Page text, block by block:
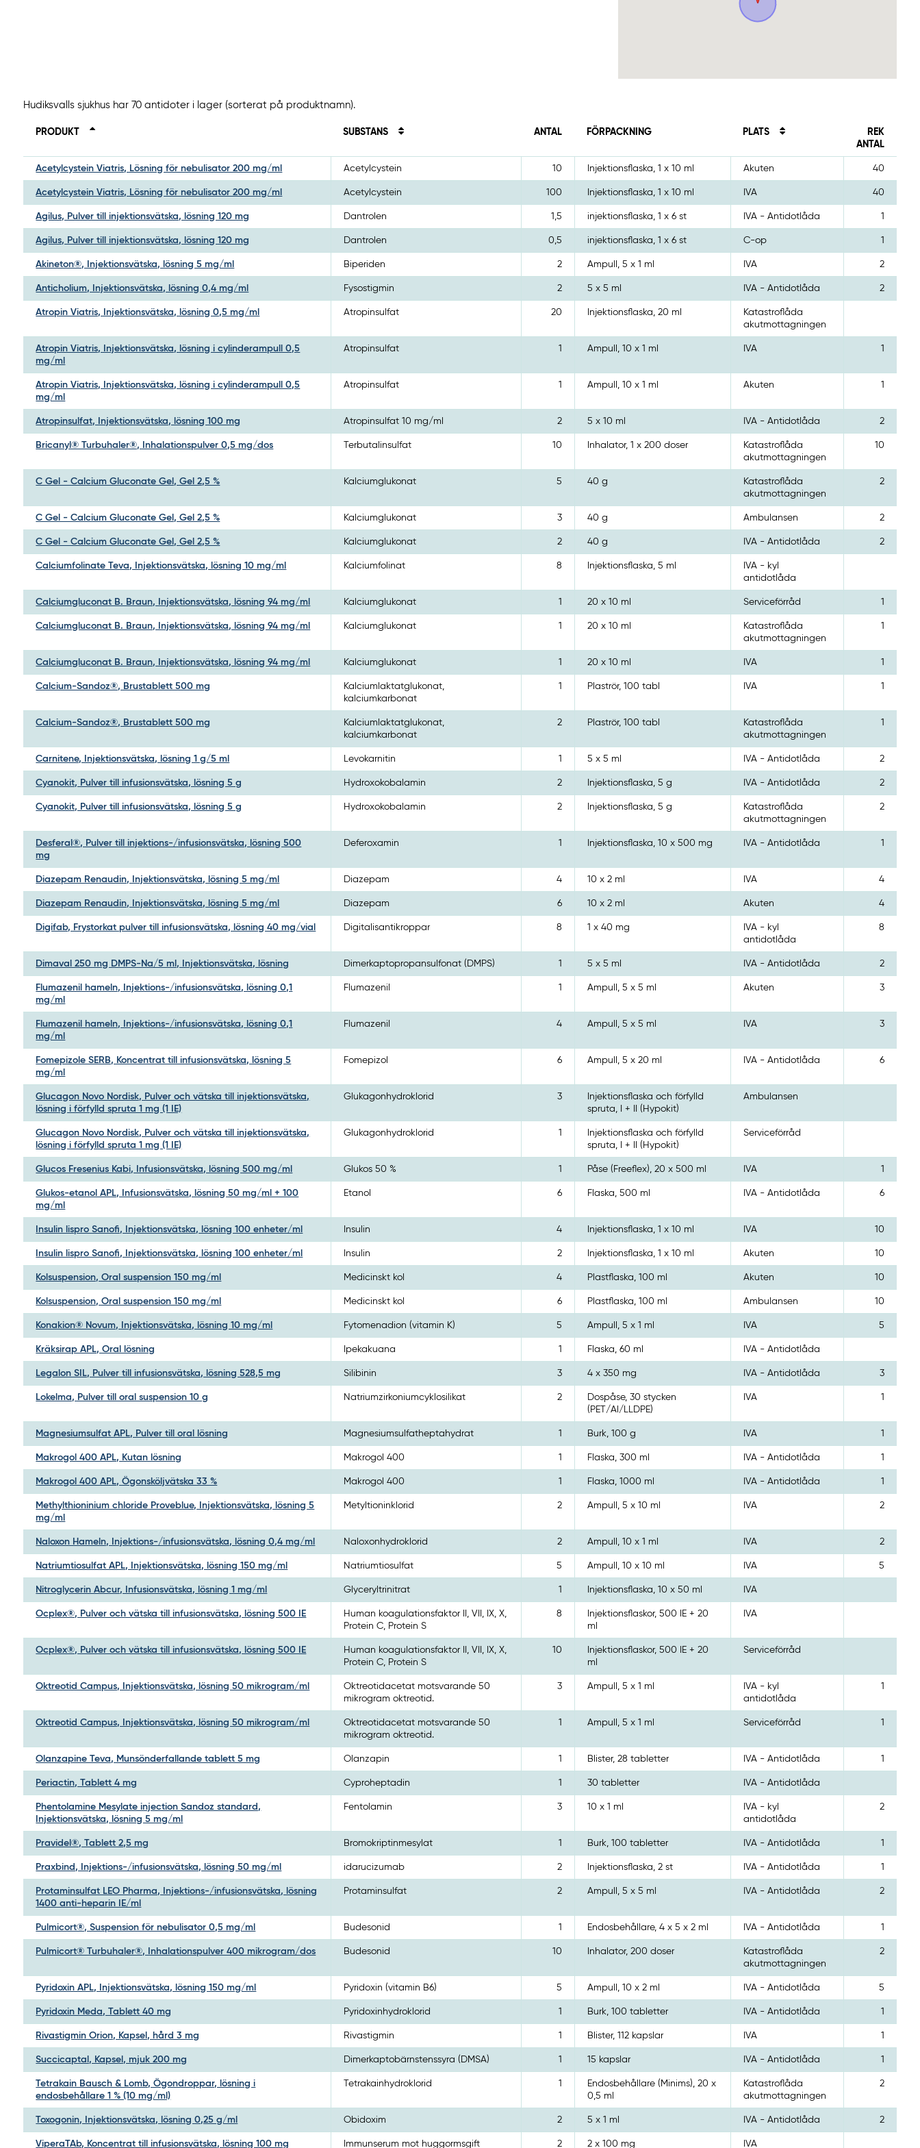
Hudiksvalls sjukhus har 70 antidoter i lager (sorterat på produktnamn).
PRODUKT SUBSTANS ANTAL FÖRPACKNING PLATS
REK
ANTAL
Acetylcystein Viatris, Lösning för nebulisator 200 mg/ml Acetylcystein 10 Injektionsflaska, 1 x 10 ml Akuten 40
Acetylcystein Viatris, Lösning för nebulisator 200 mg/ml Acetylcystein 100 Injektionsflaska, 1 x 10 ml IVA 40
Agilus, Pulver till injektionsvätska, lösning 120 mg Dantrolen 1,5 injektionsflaska, 1 x 6 st IVA - Antidotlåda 1
Agilus, Pulver till injektionsvätska, lösning 120 mg Dantrolen 0,5 injektionsflaska, 1 x 6 st C-op 1
Akineton®, Injektionsvätska, lösning 5 mg/ml Biperiden 2 Ampull, 5 x 1 ml IVA 2
Anticholium, Injektionsvätska, lösning 0,4 mg/ml Fysostigmin 2 5 x 5 ml IVA - Antidotlåda 2
Atropin Viatris, Injektionsvätska, lösning 0,5 mg/ml Atropinsulfat 20 Injektionsflaska, 20 ml
Katastroflåda
akutmottagningen
Atropin Viatris, Injektionsvätska, lösning i cylinderampull 0,5
mg/ml
Atropinsulfat 1 Ampull, 10 x 1 ml IVA 1
Atropin Viatris, Injektionsvätska, lösning i cylinderampull 0,5
mg/ml
Atropinsulfat 1 Ampull, 10 x 1 ml Akuten 1
Atropinsulfat, Injektionsvätska, lösning 100 mg Atropinsulfat 10 mg/ml 2 5 x 10 ml IVA - Antidotlåda 2
Bricanyl® Turbuhaler®, Inhalationspulver 0,5 mg/dos Terbutalinsulfat 10 Inhalator, 1 x 200 doser
Katastroflåda
akutmottagningen
10
C Gel - Calcium Gluconate Gel, Gel 2,5 % Kalciumglukonat 5 40 g
Katastroflåda
akutmottagningen
2
C Gel - Calcium Gluconate Gel, Gel 2,5 % Kalciumglukonat 3 40 g Ambulansen 2
C Gel - Calcium Gluconate Gel, Gel 2,5 % Kalciumglukonat 2 40 g IVA - Antidotlåda 2
Calciumfolinate Teva, Injektionsvätska, lösning 10 mg/ml Kalciumfolinat 8 Injektionsflaska, 5 ml
IVA - kyl
antidotlåda
Calciumgluconat B. Braun, Injektionsvätska, lösning 94 mg/ml Kalciumglukonat 1 20 x 10 ml Serviceförråd 1
Calciumgluconat B. Braun, Injektionsvätska, lösning 94 mg/ml Kalciumglukonat 1 20 x 10 ml
Katastroflåda
akutmottagningen
1
Calciumgluconat B. Braun, Injektionsvätska, lösning 94 mg/ml Kalciumglukonat 1 20 x 10 ml IVA 1
Calcium-Sandoz®, Brustablett 500 mg
Kalciumlaktatglukonat,
kalciumkarbonat
1 Plaströr, 100 tabl IVA 1
Calcium-Sandoz®, Brustablett 500 mg
Kalciumlaktatglukonat,
kalciumkarbonat
2 Plaströr, 100 tabl
Katastroflåda
akutmottagningen
1
Carnitene, Injektionsvätska, lösning 1 g/5 ml Levokarnitin 1 5 x 5 ml IVA - Antidotlåda 2
Cyanokit, Pulver till infusionsvätska, lösning 5 g Hydroxokobalamin 2 Injektionsflaska, 5 g IVA - Antidotlåda 2
Cyanokit, Pulver till infusionsvätska, lösning 5 g Hydroxokobalamin 2 Injektionsflaska, 5 g
Katastroflåda
akutmottagningen
2
Desferal®, Pulver till injektions-/infusionsvätska, lösning 500
mg
Deferoxamin 1 Injektionsflaska, 10 x 500 mg IVA - Antidotlåda 1
Diazepam Renaudin, Injektionsvätska, lösning 5 mg/ml Diazepam 4 10 x 2 ml IVA 4
Diazepam Renaudin, Injektionsvätska, lösning 5 mg/ml Diazepam 6 10 x 2 ml Akuten 4
Digifab, Frystorkat pulver till infusionsvätska, lösning 40 mg/vial Digitalisantikroppar 8 1 x 40 mg
IVA - kyl
antidotlåda
8
Dimaval 250 mg DMPS-Na/5 ml, Injektionsvätska, lösning Dimerkaptopropansulfonat (DMPS) 1 5 x 5 ml IVA - Antidotlåda 2
Flumazenil hameln, Injektions-/infusionsvätska, lösning 0,1
mg/ml
Flumazenil 1 Ampull, 5 x 5 ml Akuten 3
Flumazenil hameln, Injektions-/infusionsvätska, lösning 0,1
mg/ml
Flumazenil 4 Ampull, 5 x 5 ml IVA 3
Fomepizole SERB, Koncentrat till infusionsvätska, lösning 5
mg/ml
Fomepizol 6 Ampull, 5 x 20 ml IVA - Antidotlåda 6
Glucagon Novo Nordisk, Pulver och vätska till injektionsvätska,
lösning i förfylld spruta 1 mg (1 IE)
Glukagonhydroklorid 3
Injektionsflaska och förfylld
spruta, I + II (Hypokit)
Ambulansen
Glucagon Novo Nordisk, Pulver och vätska till injektionsvätska,
lösning i förfylld spruta 1 mg (1 IE)
Glukagonhydroklorid 1
Injektionsflaska och förfylld
spruta, I + II (Hypokit)
Serviceförråd
Glucos Fresenius Kabi, Infusionsvätska, lösning 500 mg/ml Glukos 50 % 1 Påse (Freeflex), 20 x 500 ml IVA 1
Glukos-etanol APL, Infusionsvätska, lösning 50 mg/ml + 100
mg/ml
Etanol 6 Flaska, 500 ml IVA - Antidotlåda 6
Insulin lispro Sanofi, Injektionsvätska, lösning 100 enheter/ml Insulin 4 Injektionsflaska, 1 x 10 ml IVA 10
Insulin lispro Sanofi, Injektionsvätska, lösning 100 enheter/ml Insulin 2 Injektionsflaska, 1 x 10 ml Akuten 10
Kolsuspension, Oral suspension 150 mg/ml Medicinskt kol 4 Plastflaska, 100 ml Akuten 10
Kolsuspension, Oral suspension 150 mg/ml Medicinskt kol 6 Plastflaska, 100 ml Ambulansen 10
Konakion® Novum, Injektionsvätska, lösning 10 mg/ml Fytomenadion (vitamin K) 5 Ampull, 5 x 1 ml IVA 5
Kräksirap APL, Oral lösning Ipekakuana 1 Flaska, 60 ml IVA - Antidotlåda
Legalon SIL, Pulver till infusionsvätska, lösning 528,5 mg Silibinin 3 4 x 350 mg IVA - Antidotlåda 3
Lokelma, Pulver till oral suspension 10 g Natriumzirkoniumcyklosilikat 2
Dospåse, 30 stycken
(PET/Al/LLDPE)
IVA 1
Magnesiumsulfat APL, Pulver till oral lösning Magnesiumsulfatheptahydrat 1 Burk, 100 g IVA 1
Makrogol 400 APL, Kutan lösning Makrogol 400 1 Flaska, 300 ml IVA - Antidotlåda 1
Makrogol 400 APL, Ögonsköljvätska 33 % Makrogol 400 1 Flaska, 1000 ml IVA - Antidotlåda 1
Methylthioninium chloride Proveblue, Injektionsvätska, lösning 5
mg/ml
Metyltioninklorid 2 Ampull, 5 x 10 ml IVA 2
Naloxon Hameln, Injektions-/infusionsvätska, lösning 0,4 mg/ml Naloxonhydroklorid 2 Ampull, 10 x 1 ml IVA 2
Natriumtiosulfat APL, Injektionsvätska, lösning 150 mg/ml Natriumtiosulfat 5 Ampull, 10 x 10 ml IVA 5
Nitroglycerin Abcur, Infusionsvätska, lösning 1 mg/ml Glyceryltrinitrat 1 Injektionsflaska, 10 x 50 ml IVA
Ocplex®, Pulver och vätska till infusionsvätska, lösning 500 IE
Human koagulationsfaktor II, VII, IX, X,
Protein C, Protein S
8
Injektionsflaskor, 500 IE + 20
ml
IVA
Ocplex®, Pulver och vätska till infusionsvätska, lösning 500 IE
Human koagulationsfaktor II, VII, IX, X,
Protein C, Protein S
10
Injektionsflaskor, 500 IE + 20
ml
Serviceförråd
Oktreotid Campus, Injektionsvätska, lösning 50 mikrogram/ml
Oktreotidacetat motsvarande 50
mikrogram oktreotid.
3 Ampull, 5 x 1 ml
IVA - kyl
antidotlåda
1
Oktreotid Campus, Injektionsvätska, lösning 50 mikrogram/ml
Oktreotidacetat motsvarande 50
mikrogram oktreotid.
1 Ampull, 5 x 1 ml Serviceförråd 1
Olanzapine Teva, Munsönderfallande tablett 5 mg Olanzapin 1 Blister, 28 tabletter IVA - Antidotlåda 1
Periactin, Tablett 4 mg Cyproheptadin 1 30 tabletter IVA - Antidotlåda
Phentolamine Mesylate injection Sandoz standard,
Injektionsvätska, lösning 5 mg/ml
Fentolamin 3 10 x 1 ml
IVA - kyl
antidotlåda
2
Pravidel®, Tablett 2,5 mg Bromokriptinmesylat 1 Burk, 100 tabletter IVA - Antidotlåda 1
Praxbind, Injektions-/infusionsvätska, lösning 50 mg/ml idarucizumab 2 Injektionsflaska, 2 st IVA - Antidotlåda 1
Protaminsulfat LEO Pharma, Injektions-/infusionsvätska, lösning
1400 anti-heparin IE/ml
Protaminsulfat 2 Ampull, 5 x 5 ml IVA - Antidotlåda 2
Pulmicort®, Suspension för nebulisator 0,5 mg/ml Budesonid 1 Endosbehållare, 4 x 5 x 2 ml IVA - Antidotlåda 1
Pulmicort® Turbuhaler®, Inhalationspulver 400 mikrogram/dos Budesonid 10 Inhalator, 200 doser
Katastroflåda
akutmottagningen
2
Pyridoxin APL, Injektionsvätska, lösning 150 mg/ml Pyridoxin (vitamin B6) 5 Ampull, 10 x 2 ml IVA - Antidotlåda 5
Pyridoxin Meda, Tablett 40 mg Pyridoxinhydroklorid 1 Burk, 100 tabletter IVA - Antidotlåda 1
Rivastigmin Orion, Kapsel, hård 3 mg Rivastigmin 1 Blister, 112 kapslar IVA 1
Succicaptal, Kapsel, mjuk 200 mg Dimerkaptobärnstenssyra (DMSA) 1 15 kapslar IVA - Antidotlåda 1
Tetrakain Bausch & Lomb, Ögondroppar, lösning i
endosbehållare 1 % (10 mg/ml)
Tetrakainhydroklorid 1
Endosbehållare (Minims), 20 x
0,5 ml
Katastroflåda
akutmottagningen
2
Toxogonin, Injektionsvätska, lösning 0,25 g/ml Obidoxim 2 5 x 1 ml IVA - Antidotlåda 2
ViperaTAb, Koncentrat till infusionsvätska, lösning 100 mg Immunserum mot huggormsgift 2 2 x 100 mg IVA